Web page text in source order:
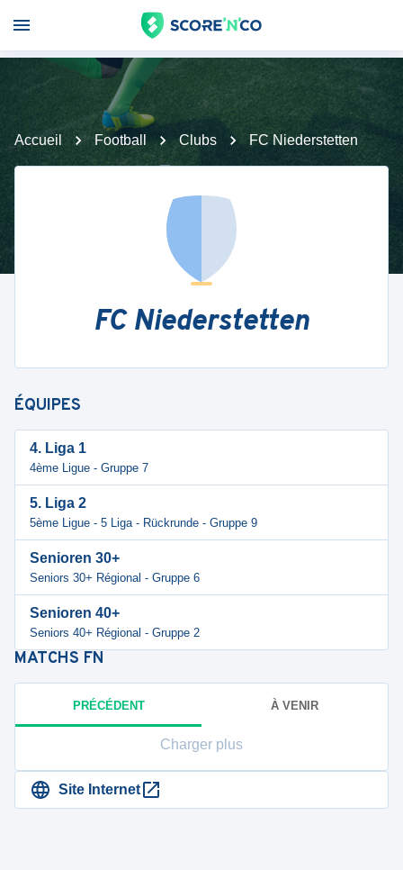
Accueil Football Clubs FC Niederstetten
FC Niederstetten
ÉQUIPES
4. Liga 1
4ème Ligue - Gruppe 7
5. Liga 2
5ème Ligue - 5 Liga - Rückrunde - Gruppe 9
Senioren 30+
Seniors 30+ Régional - Gruppe 6
Senioren 40+
Seniors 40+ Régional - Gruppe 2
MATCHS FN
PRÉCÉDENT À VENIR
Charger plus
Site Internet